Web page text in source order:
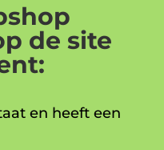
de site
en heeft een